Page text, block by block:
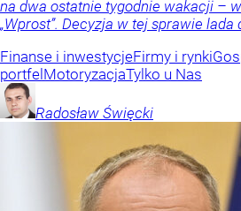
na dwa ostatnie tygodnie wakacji –
„Wprost”. Decyzja w tej sprawie lada
Finanse i inwestycjeFirmy i rynki
portfel MotoryzacjaTylko u Nas
Radosław Święcki